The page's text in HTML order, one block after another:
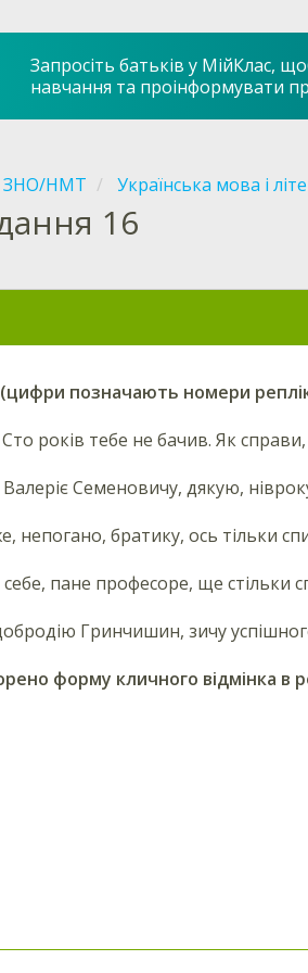
Запросіть батьків у МійКлас,
навчання та проінформувати
ЗНО/НМТ Українська мова і
16
позначають номери
років тебе не бачив. Як
Семеновичу, дякую,
непогано, братику, ось тільки
пане професоре, ще стільки
Гринчишин, зичу
форму кличного відмінка в